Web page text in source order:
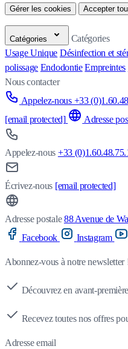
Gérer les cookies Accepter
Catégories
Catégories
Usage Unique Désinfection et
polissage Endodontie Empreintes
Nous contacter
Appelez-nous +33
[email protected]
Adresse
Appelez-nous +33
Écrivez-nous [email protected]
Adresse postale 88 Avenue de
Facebook
Instagram
Abonnez-vous à notre newsletter
Découvrez en avant-
Recevez toutes nos offres
Adresse email